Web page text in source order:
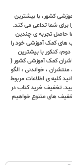
کشور، با بیشترین
برای شما تداعی می کند.
ها حاصل تجربه ی چندین
های کمک آموزشی خود را
کنکور با بیشترین
کمک آموزشی کشور (
منتشران ، خواندنی ، الگو
کلیه ی اطلاعات مربوط
تخفیف خرید کتاب در
های متنوع خواهیم